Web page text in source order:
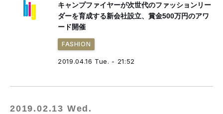
キャンプファイヤーが次世代のファッションリー
ダーを育成する新会社設立、賞金500万円のアワ
ード開催
FASHION
2019.04.16 Tue. - 21:52
2019.02.13 Wed.